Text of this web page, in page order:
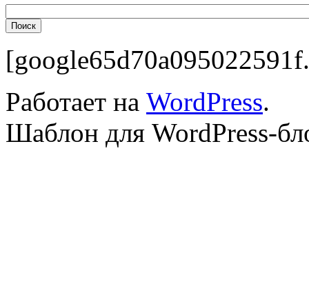
Работает на WordPress.
Шаблон для WordPress-